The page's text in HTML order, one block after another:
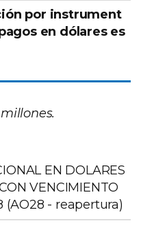
Valor
EN DOLARES
VENCIMIENTO
(AO28 - reapertura)